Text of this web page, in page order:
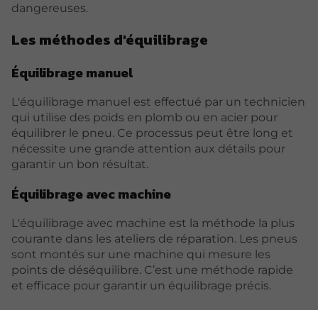
dangereuses.
Les méthodes d'équilibrage
Équilibrage manuel
L'équilibrage manuel est effectué par un technicien
qui utilise des poids en plomb ou en acier pour
équilibrer le pneu. Ce processus peut être long et
nécessite une grande attention aux détails pour
garantir un bon résultat.
Équilibrage avec machine
L'équilibrage avec machine est la méthode la plus
courante dans les ateliers de réparation. Les pneus
sont montés sur une machine qui mesure les
points de déséquilibre. C’est une méthode rapide
et efficace pour garantir un équilibrage précis.